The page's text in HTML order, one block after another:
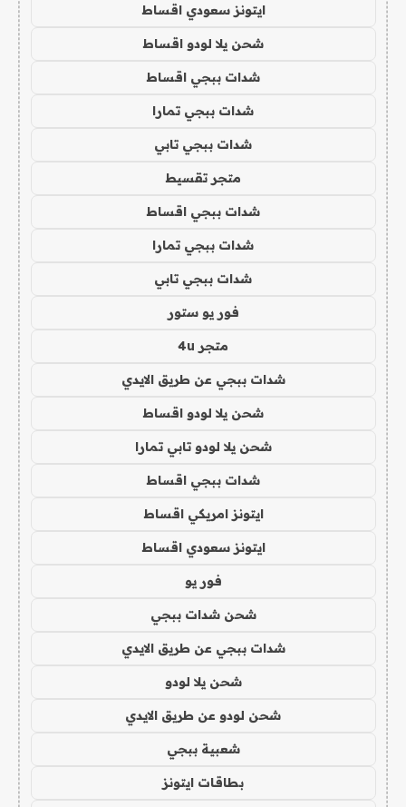
ايتونز سعودي اقساط
شحن يلا لودو اقساط
شدات ببجي اقساط
شدات ببجي تمارا
شدات ببجي تابي
متجر تقسيط
شدات ببجي اقساط
شدات ببجي تمارا
شدات ببجي تابي
فور يو ستور
متجر 4u
شدات ببجي عن طريق الايدي
شحن يلا لودو اقساط
شحن يلا لودو تابي تمارا
شدات ببجي اقساط
ايتونز امريكي اقساط
ايتونز سعودي اقساط
فور يو
شحن شدات ببجي
شدات ببجي عن طريق الايدي
شحن يلا لودو
شحن لودو عن طريق الايدي
شعبية ببجي
بطاقات ايتونز